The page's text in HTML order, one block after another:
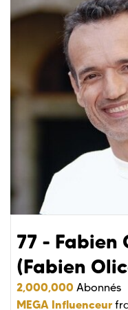
77 - Fabien
(Fabien
2,000,000 Abonnés
MEGA Influenceur